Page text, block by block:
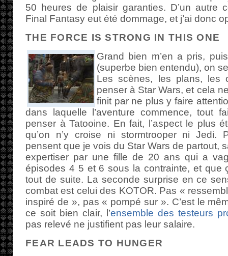
50 heures de plaisir garanties. D’un autre
Final Fantasy eut été dommage, et j’ai donc
THE FORCE IS STRONG IN THIS ONE
Grand bien m’en a pris,
(superbe bien entendu), on
Les scènes, les plans, les
penser à Star Wars, et cela
finit par ne plus y faire
dans laquelle l’aventure commence, tout
penser à Tatooine. En fait, l’aspect le plus
qu’on n’y croise ni stormtrooper ni Jedi.
pensent que je vois du Star Wars de partout,
expertiser par une fille de 20 ans qui a
épisodes 4 5 et 6 sous la contrainte, et que
tout de suite. La seconde surprise en ce
combat est celui des KOTOR. Pas «
inspiré de », pas « pompé sur ». C’est le
ce soit bien clair, l’ensemble des testeurs
pas relevé ne justifient pas leur salaire.
FEAR LEADS TO HUNGER